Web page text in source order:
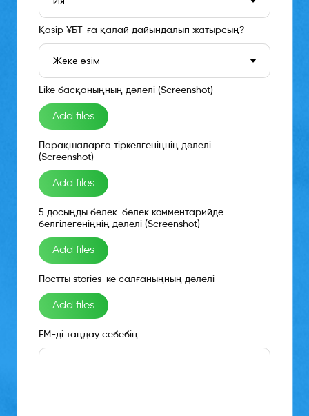
Қазір ҰБТ-ға қалай дайындалып жатырсың?
Like басқаныңның дәлелі (Screenshot)
Add files
Парақшаларға тіркелгеніңнің дәлелі
(Screenshot)
Add files
5 досыңды бөлек-бөлек комментарийде
белгілегеніңнің дәлелі (Screenshot)
Add files
Постты stories-ке салғаныңның дәлелі
Add files
FM-ді таңдау себебің